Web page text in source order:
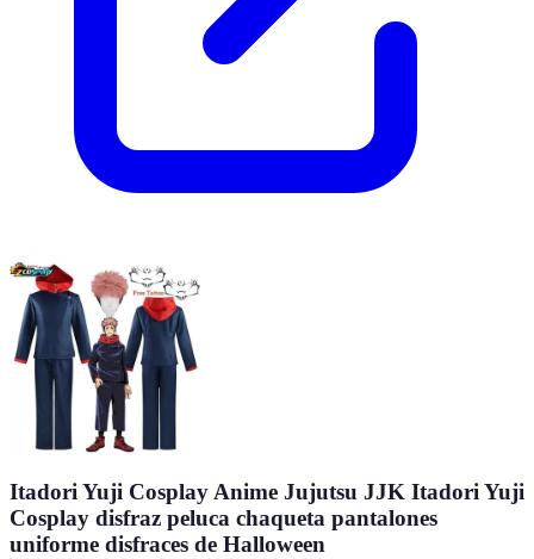
Itadori Yuji Cosplay Anime Jujutsu JJK Itadori Yuji
Cosplay disfraz peluca chaqueta pantalones
uniforme disfraces de Halloween